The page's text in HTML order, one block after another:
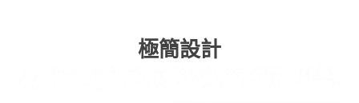
極簡設計